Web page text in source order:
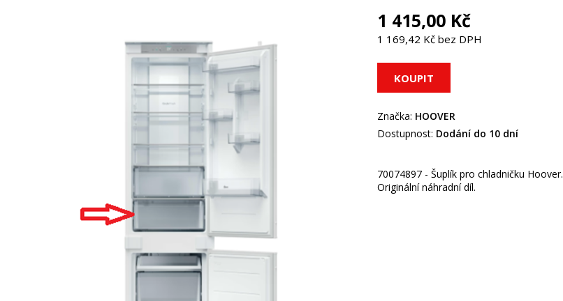
1 415,00 Kč
1 169,42 Kč bez DPH
Značka: HOOVER
Dostupnost: Dodání do 10 dní
70074897 - Šuplík pro chladničku Hoover.
Originální náhradní díl.